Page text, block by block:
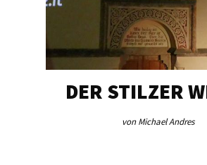
DER STILZER
von Michael Andres